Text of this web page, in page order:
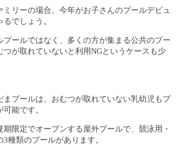
リーの場合、今年がお子さんのプールデビュ
でしょう。
プールではなく、多くの方が集まる公共のプー
つが取れていないと利用NGというケースも少
まプールは、おむつが取れていない乳幼児もプ
能です。
期限定でオープンする屋外プールで、競泳用・
3種類のプールがあります。